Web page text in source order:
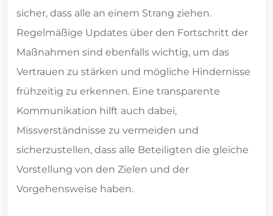
sicher, dass alle an einem Strang ziehen.
Regelmäßige Updates über den Fortschritt der
Maßnahmen sind ebenfalls wichtig, um das
Vertrauen zu stärken und mögliche Hindernisse
frühzeitig zu erkennen. Eine transparente
Kommunikation hilft auch dabei,
Missverständnisse zu vermeiden und
sicherzustellen, dass alle Beteiligten die gleiche
Vorstellung von den Zielen und der
Vorgehensweise haben.